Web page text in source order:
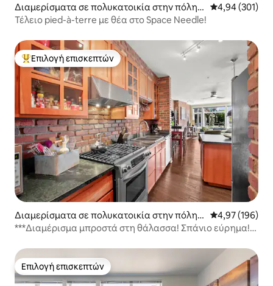
Διαμερίσματα σε πολυκατοικία στην πόλη Σ
ιάτλ
Μέση
4,94 (301)
Τέλειο pied-à-terre με θέα στο Space Needle!
Κορυφαία επιλογή επισκεπτών
Επιλογή επισκεπτών
Διαμερίσματα σε πολυκατοικία στην πόλη Σ
ιάτλ
Μέση
4,97 (196)
***Διαμέρισμα μπροστά στη θάλασσα! Σπάνιο εύρημα!
Επιλογή επισκεπτών
Επιλογή επισκεπτών